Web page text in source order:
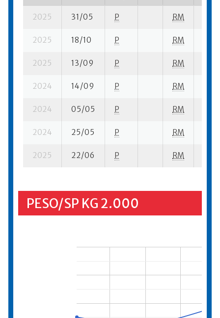
2025 31/05 P RM
2025 18/10 P RM
2025 13/09 P RM
2024 14/09 P RM
2024 05/05 P RM
2024 25/05 P RM
2025 22/06 P RM
PESO/SP KG 2.000